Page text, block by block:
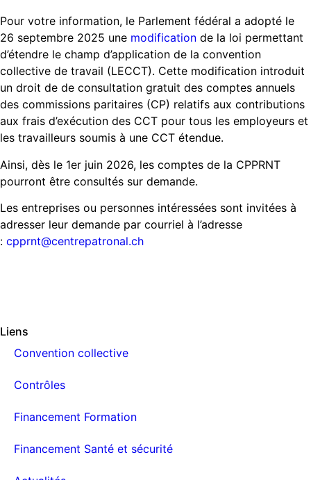
Pour votre information, le Parlement fédéral a adopté le
26 septembre 2025 une modification de la loi permettant
d’étendre le champ d’application de la convention
collective de travail (LECCT). Cette modification introduit
un droit de de consultation gratuit des comptes annuels
des commissions paritaires (CP) relatifs aux contributions
aux frais d’exécution des CCT pour tous les employeurs et
les travailleurs soumis à une CCT étendue.
Ainsi, dès le 1er juin 2026, les comptes de la CPPRNT
pourront être consultés sur demande.
Les entreprises ou personnes intéressées sont invitées à
adresser leur demande par courriel à l’adresse
: cpprnt@centrepatronal.ch
Liens
Convention collective
Contrôles
Financement Formation
Financement Santé et sécurité